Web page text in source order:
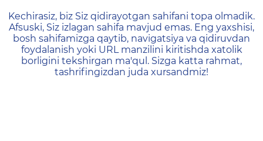
404 — Страница не
Kechirasiz, biz Siz qidirayotgan sahifani topa olmadik.
Afsuski, Siz izlagan sahifa mavjud emas. Eng yaxshisi,
bosh sahifamizga qaytib, navigatsiya va qidiruvdan
foydalanish yoki URL manzilini kiritishda xatolik
borligini tekshirgan ma'qul. Sizga katta rahmat,
tashrifingizdan juda xursandmiz!